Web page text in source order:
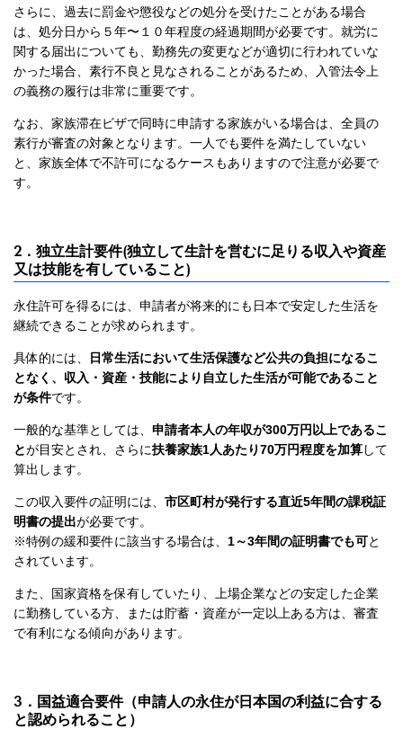
さらに、過去に罰金や懲役などの処分を受けたことがある場合
は、処分日から５年〜１０年程度の経過期間が必要です。就労に
関する届出についても、勤務先の変更などが適切に行われていな
かった場合、素行不良と見なされることがあるため、入管法令上
の義務の履行は非常に重要です。
なお、家族滞在ビザで同時に申請する家族がいる場合は、全員の
素行が審査の対象となります。一人でも要件を満たしていない
と、家族全体で不許可になるケースもありますので注意が必要で
す。
2．独立生計要件(独立して生計を営むに足りる収入や資産
又は技能を有していること)
永住許可を得るには、申請者が将来的にも日本で安定した生活を
継続できることが求められます。
具体的には、
日常生活において生活保護など公共の負担になるこ
となく、収入・資産・技能により自立した生活が可能であること
が条件です。
一般的な基準としては、 申請者本人の年収が300万円以上であるこ
とが目安とされ、さらに扶養家族1人あたり70万円程度を加算して
算出します。
この収入要件の証明には、 市区町村が発行する直近5年間の課税証
明書の提出が必要です。
※特例の緩和要件に該当する場合は、 1～3年間の証明書でも可と
されています。
また、国家資格を保有していたり、上場企業などの安定した企業
に勤務している方、または貯蓄・資産が一定以上ある方は、審査
で有利になる傾向があります。
3．国益適合要件（申請人の永住が日本国の利益に合する
と認められること）